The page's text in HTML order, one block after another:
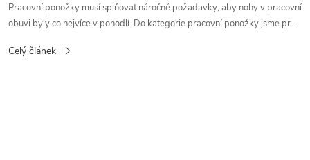
Pracovní ponožky musí splňovat náročné požadavky, aby nohy v pracovní
obuvi byly co nejvíce v pohodlí. Do kategorie pracovní ponožky jsme pr...
Celý článek